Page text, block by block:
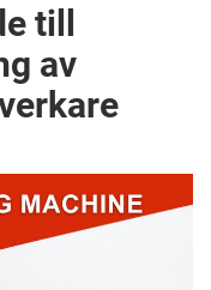
till
av